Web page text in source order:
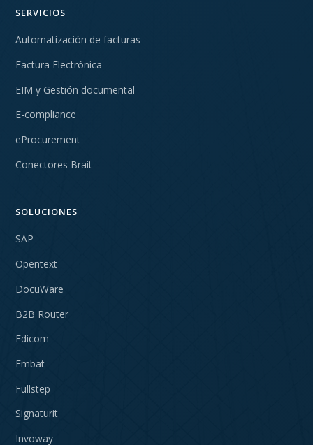
SERVICIOS
Automatización de facturas
Factura Electrónica
EIM y Gestión documental
E-compliance
eProcurement
Conectores Brait
SOLUCIONES
SAP
Opentext
DocuWare
B2B Router
Edicom
Embat
Fullstep
Signaturit
Invoway